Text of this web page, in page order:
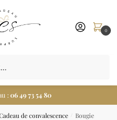
0
:06 49 73 54 80
de convalescence
Bougie